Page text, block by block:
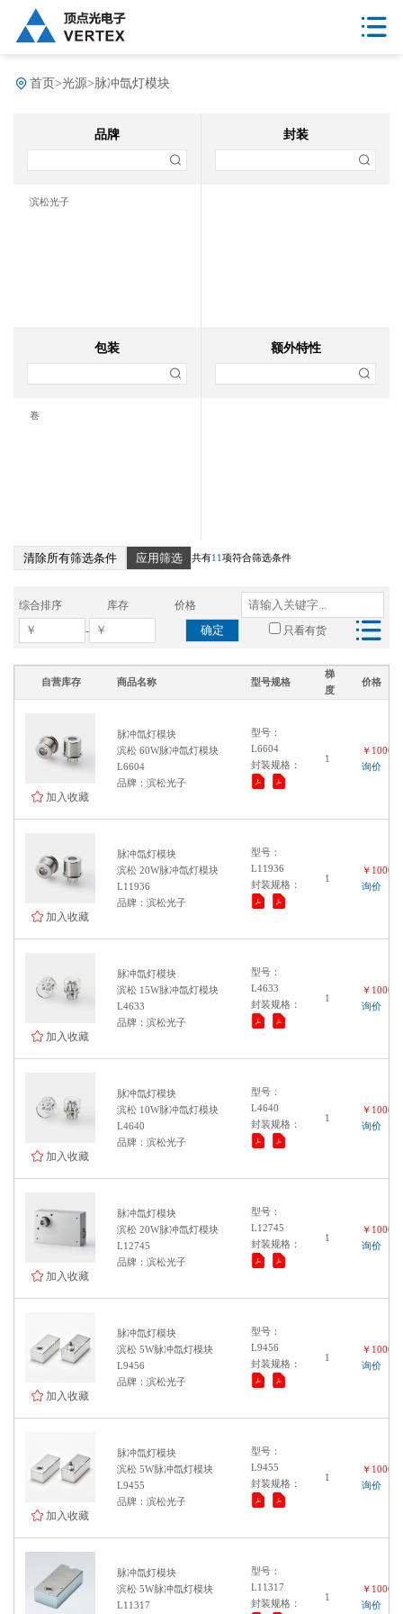
首页 >光源>脉冲氙灯模块
品牌
滨松光子
封装
包装
卷
额外特性
清除所有筛选条件 应用筛选 共有11项符合筛选条件
综合排序 库存 价格
- 确定 只看有货
自营库存 商品名称 型号规格
梯
度
价格
加入收藏
脉冲氙灯模块
滨松 60W脉冲氙灯模块
L6604
品牌：滨松光子
型号：
L6604
封装规格：
1
￥
询价
加入收藏
脉冲氙灯模块
滨松 20W脉冲氙灯模块
L11936
品牌：滨松光子
型号：
L11936
封装规格：
1
￥
询价
加入收藏
脉冲氙灯模块
滨松 15W脉冲氙灯模块
L4633
品牌：滨松光子
型号：
L4633
封装规格：
1
￥
询价
加入收藏
脉冲氙灯模块
滨松 10W脉冲氙灯模块
L4640
品牌：滨松光子
型号：
L4640
封装规格：
1
￥
询价
加入收藏
脉冲氙灯模块
滨松 20W脉冲氙灯模块
L12745
品牌：滨松光子
型号：
L12745
封装规格：
1
￥
询价
加入收藏
脉冲氙灯模块
滨松 5W脉冲氙灯模块
L9456
品牌：滨松光子
型号：
L9456
封装规格：
1
￥
询价
加入收藏
脉冲氙灯模块
滨松 5W脉冲氙灯模块
L9455
品牌：滨松光子
型号：
L9455
封装规格：
1
￥
询价
脉冲氙灯模块
滨松 5W脉冲氙灯模块
L11317
型号：
L11317
封装规格：
1
￥
询价